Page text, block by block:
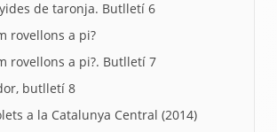
de taronja. Butlletí 6
rovellons a pi?
rovellons a pi?. Butlletí 7
butlletí 8
a la Catalunya Central (2014)